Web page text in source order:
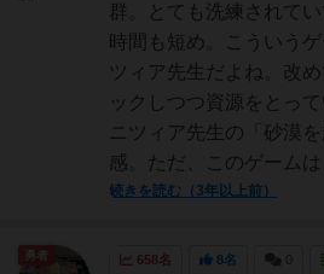
群。とても洗練されて
時間も短め。こういう
ツィア先生だよね。改
ックしつつ資源をとっ
ニツィア先生の「砂漠
感。ただ、このゲームは
続きを読む（3年以上前）
658名 8名
勇者